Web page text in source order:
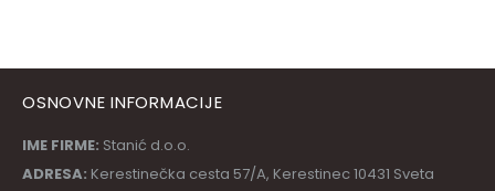
OSNOVNE INFORMACIJE
IME FIRME: Stanić d.o.o.
ADRESA: Kerestinečka cesta 57/A, Kerestinec 10431 Sveta